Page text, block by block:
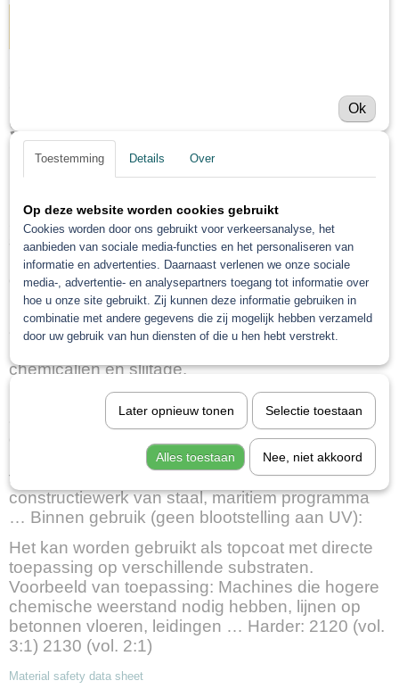
90.200 UniMix 2K Epoxy
Primer Binder
2K epoxy-amino primer/topcoat is een structurele
staalprimer voor algemeen gebruik. Zinkfosfaat
levert zeer goede corrosieremmende
eigenschappen.
Het kan worden gebruikt op staal, verzinkt ijzer,
aluminium, kunststoffen, enz. Na uitharding is de
chemicaliën en slijtage.
Buiten gebruik (blootstelling aan UV): Het kan
alleen worden gebruikt als primer en
oppervlakken moeten worden overgeschilderd
met een UV-stabiele coating. Voorbeeld van
toepassing: Truckchassis, landbouwmachines,
constructiewerk van staal, maritiem programma
… Binnen gebruik (geen blootstelling aan UV):
Het kan worden gebruikt als topcoat met directe
toepassing op verschillende substraten.
Voorbeeld van toepassing: Machines die hogere
chemische weerstand nodig hebben, lijnen op
betonnen vloeren, leidingen … Harder: 2120 (vol.
3:1) 2130 (vol. 2:1)
Material safety data sheet
Ok
Toestemming Details Over
Op deze website worden cookies gebruikt
Cookies worden door ons gebruikt voor verkeersanalyse, het
aanbieden van sociale media-functies en het personaliseren van
informatie en advertenties. Daarnaast verlenen we onze sociale
media-, advertentie- en analysepartners toegang tot informatie over
hoe u onze site gebruikt. Zij kunnen deze informatie gebruiken in
combinatie met andere gegevens die zij mogelijk hebben verzameld
door uw gebruik van hun diensten of die u hen hebt verstrekt.
Later opnieuw tonen Selectie toestaan
Alles toestaan Nee, niet akkoord